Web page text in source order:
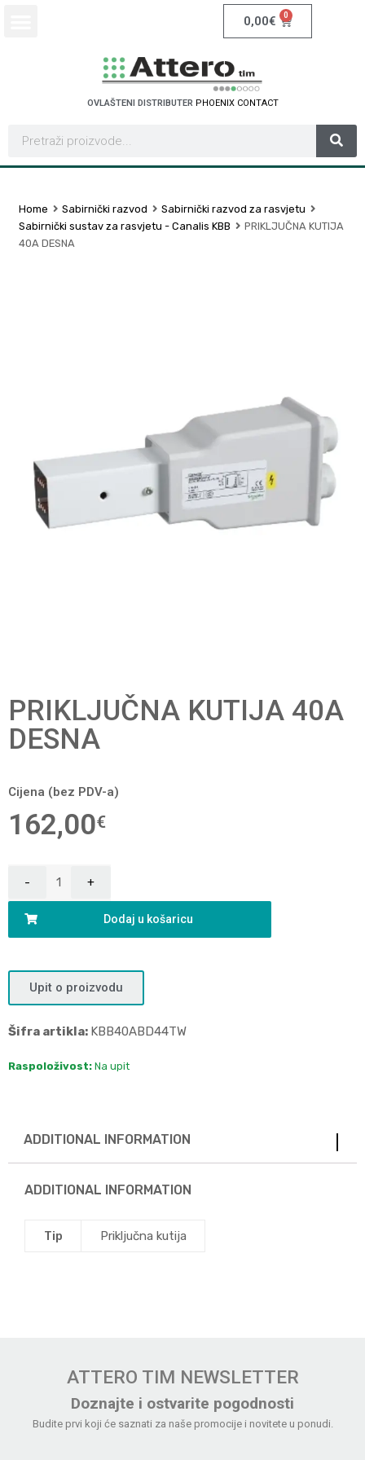
0,00€ 0
OVLAŠTENI DISTRIBUTER PHOENIX CONTACT
Home Sabirnički razvod
Sabirnički razvod za rasvjetu
Sabirnički sustav za rasvjetu - Canalis KBB
PRIKLJUČNA KUTIJA
40A DESNA
PRIKLJUČNA KUTIJA 40A
DESNA
Cijena (bez PDV-a)
162,00€
Dodaj u košaricu
Upit o proizvodu
Šifra artikla: KBB40ABD44TW
Raspoloživost: Na upit
ADDITIONAL INFORMATION
ADDITIONAL INFORMATION
Tip Priključna kutija
ATTERO TIM NEWSLETTER
Doznajte i ostvarite pogodnosti
Budite prvi koji će saznati za naše promocije i novitete u ponudi.